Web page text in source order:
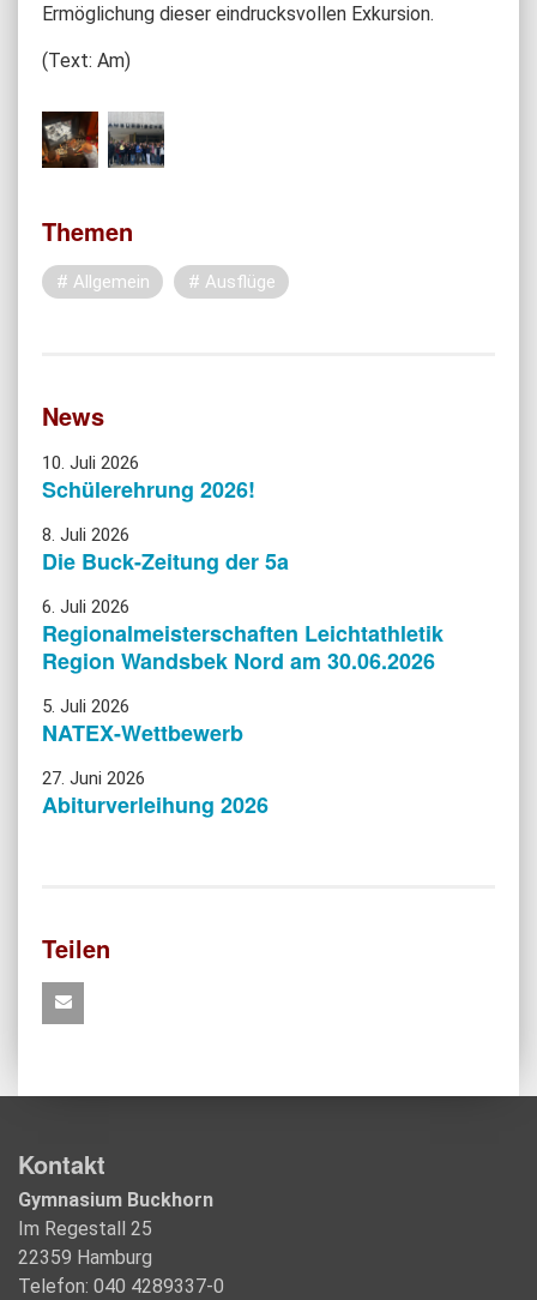
Ermöglichung dieser eindrucksvollen Exkursion.
(Text: Am)
Themen
Allgemein Ausflüge
News
10. Juli 2026
Schülerehrung 2026!
8. Juli 2026
Die Buck-Zeitung der 5a
6. Juli 2026
Regionalmeisterschaften Leichtathletik
Region Wandsbek Nord am 30.06.2026
5. Juli 2026
NATEX-Wettbewerb
27. Juni 2026
Abiturverleihung 2026
Teilen
Kontakt
Gymnasium Buckhorn
Im Regestall 25
22359 Hamburg
Telefon: 040 4289337-0